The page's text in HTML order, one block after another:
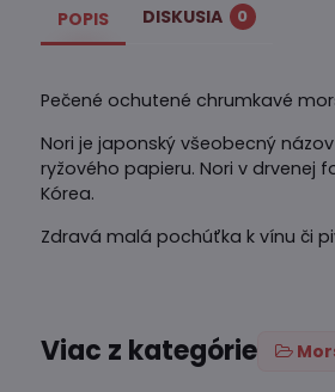
POPIS DISKUSIA 0
Pečené ochutené chrumkavé
Nori je japonský všeobecný
ryžového papieru. Nori v drvenej
Kórea.
Zdravá malá pochúťka k vínu či
Viac z kategórie